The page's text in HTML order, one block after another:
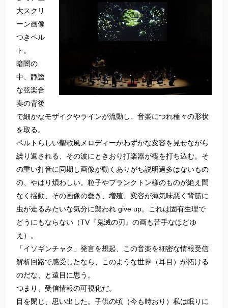
大スクリ
ーン画像
つきペル
ト。
暗闇の
中、静謐
な弦楽合
奏の背後
で細かなモザイクやラインが流動し、音楽につれ種々の形状
を取る。
ペルトらしい聖歌風メロディーがわずかな変容を見せながら
繰り返される、その波にときおり打楽器が楔を打ち込む。そ
の重い打音に同期し画像が動くありがち説明過多はないもの
の、やはり煩わしい。粒子やプランクトン様のものが絶え間
なく揺動、その画像の蠢き、増殖、変容が薄気味悪く背筋に
虫が走るみたいな気分に襲われ give up。これは固有生理で
どうにもならない（TV『鬼滅の刃』の画も苦手なほどゆ
え）。
「イソギンチャク」発言を想起、この音楽を細密な情報受信
解析回路で感受したなら、このような世界（耳目）が拓ける
のだな、と遠目に思う。
つまり、受信情報の可視化だ。
目を閉じ、思い出した。子供の頃（今も時おり）私は眠りに